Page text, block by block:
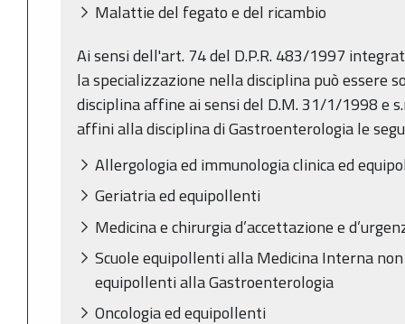
Malattie del fegato e del ricambio
Ai sensi dell'art. 74 del D.P.R. 483/1997
la specializzazione nella disciplina può essere
disciplina affine ai sensi del D.M. 31/1/1998 e
affini alla disciplina di Gastroenterologia le
Allergologia ed immunologia clinica ed
Geriatria ed equipollenti
Medicina e chirurgia d’accettazione e
Scuole equipollenti alla Medicina Interna
equipollenti alla Gastroenterologia
Oncologia ed equipollenti